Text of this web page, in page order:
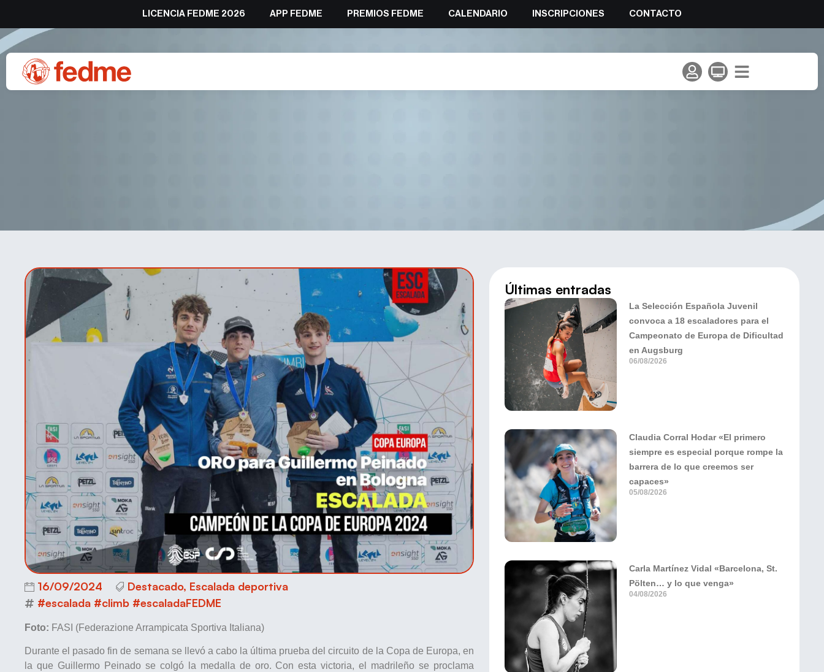
LICENCIA FEDME 2026 APP FEDME PREMIOS FEDME CALENDARIO INSCRIPCIONES CONTACTO
Oro para Guillermo Peinado en la Copa de Europa de Bologna
16/09/2024 Destacado, Escalada deportiva
#escalada #climb #escaladaFEDME
Foto: FASI (Federazione Arrampicata Sportiva Italiana)
Durante el pasado fin de semana se llevó a cabo la última prueba del circuito de la Copa de Europa, en
la que Guillermo Peinado se colgó la medalla de oro. Con esta victoria, el madrileño se proclama
Últimas entradas
La Selección Española Juvenil
convoca a 18 escaladores para el
Campeonato de Europa de Dificultad
en Augsburg
06/08/2026
Claudia Corral Hodar «El primero
siempre es especial porque rompe la
barrera de lo que creemos ser
capaces»
05/08/2026
Carla Martínez Vidal «Barcelona, St.
Pölten… y lo que venga»
04/08/2026